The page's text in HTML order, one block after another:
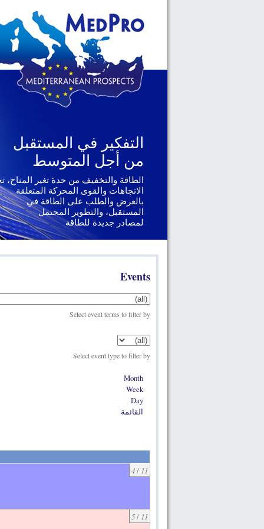
التفكير في المستقبل
من أجل المتوسط
الطاقة والتخفيف من حدة تغير المناخ،
الاتجاهات والقوى المحركة المتعلقة
بالعرض والطلب على الطاقة في
المستقبل، والتطوير المحتمل
لمصادر جديدة للطاقة
التفكير في المستقبل
من أجل المتوسط
الجغرافيا السياسية والحوكمة، يتناول
الإقليمية والدولية التي تواجهها دول
جنوب المتوسط
Events
Select event terms to filter by
Select event type to filter by
Month
Week
Day
القائمة
11
/
4
11
/
5